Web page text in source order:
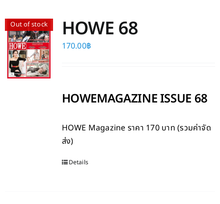
Out of stock HOWE 68
170.00฿
HOWEMAGAZINE ISSUE 68
HOWE Magazine ราคา 170 บาท (รวมค่าจัด
ส่ง)
Details